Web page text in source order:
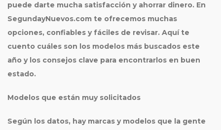
puede darte mucha satisfacción y ahorrar dinero. En
SegundayNuevos.com te ofrecemos muchas
opciones, confiables y fáciles de revisar. Aquí te
cuento cuáles son los modelos más buscados este
año y los consejos clave para encontrarlos en buen
estado.
Modelos que están muy solicitados
Según los datos, hay marcas y modelos que la gente